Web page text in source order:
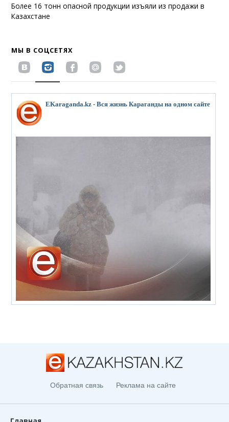
Более 16 тонн опасной продукции изъяли из продажи в
Казахстане
МЫ В СОЦСЕТЯХ
EKaraganda.kz - Вся жизнь Караганды на одном сайте
Обратная связь Реклама на сайте